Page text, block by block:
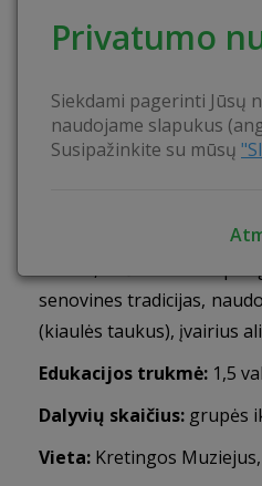
Privatumo
Siekdami pagerinti Jūsų
naudojame slapukus
Susipažinkite su mūsų
Puoselėti tradicinius
kūrybiškumą ir naujų
Supažindinti su muilo
jį pasigaminti.
susipažinsite su
senovines tradicijas,
(kiaulės taukus), įvairius
Edukacijos trukmė: 1,5
Dalyvių skaičius: grupės
Vieta: Kretingos Muziejus,